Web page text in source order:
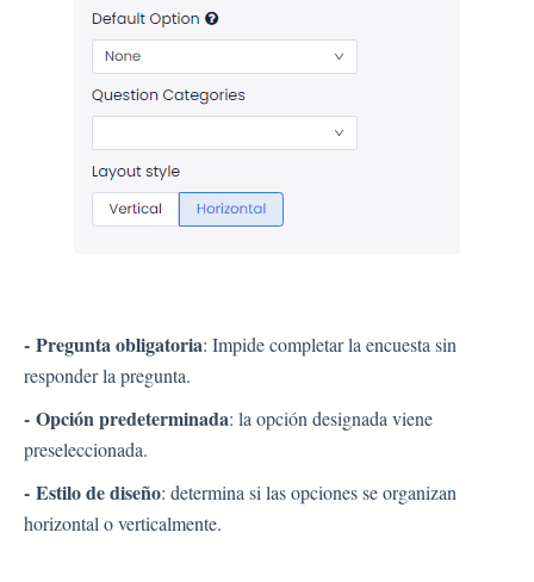
- Pregunta obligatoria: Impide completar la encuesta sin
responder la pregunta.
- Opción predeterminada: la opción designada viene
preseleccionada.
- Estilo de diseño: determina si las opciones se organizan
horizontal o verticalmente.